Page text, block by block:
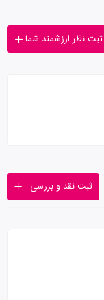
ثبت نظر ارزشمند شما
ثبت نقد و بررسی